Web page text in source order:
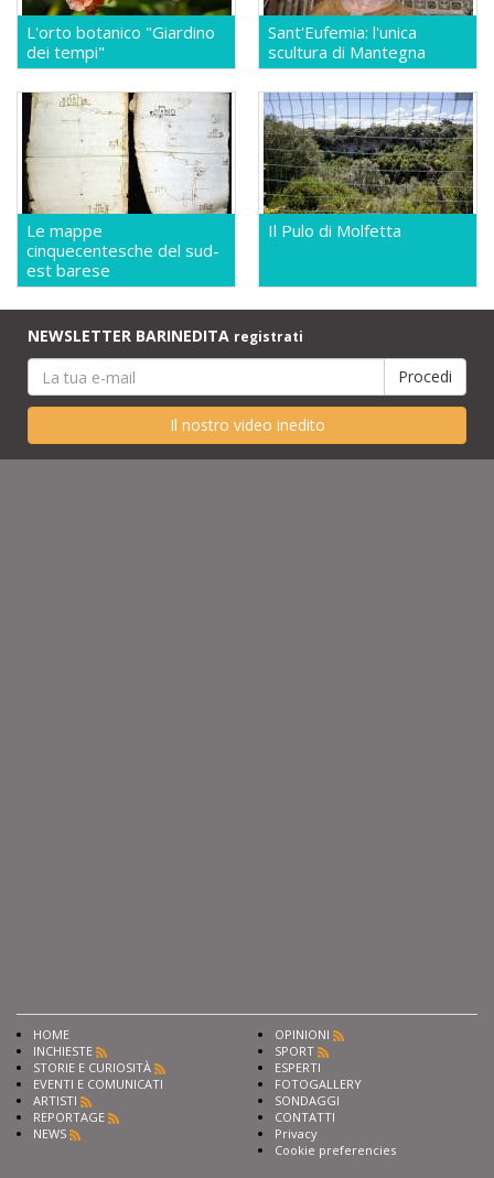
L'orto botanico "Giardino
dei tempi"
Sant'Eufemia: l'unica
scultura di Mantegna
Le mappe
cinquecentesche del sud-
est barese
Il Pulo di Molfetta
NEWSLETTER BARINEDITA registrati
Il nostro video inedito
HOME
INCHIESTE
STORIE E CURIOSITÀ
EVENTI E COMUNICATI
ARTISTI
REPORTAGE
NEWS
OPINIONI
SPORT
ESPERTI
FOTOGALLERY
SONDAGGI
CONTATTI
Privacy
Cookie preferencies